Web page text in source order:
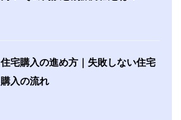
住宅購入の進め方｜失敗しない住宅
購入の流れ